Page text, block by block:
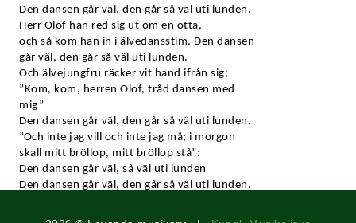
Den dansen går väl, den går så väl uti lunden.
Herr Olof han red sig ut om en otta,
och så kom han in i älvedansstim. Den dansen
går väl, den går så väl uti lunden.
Och älvejungfru räcker vit hand ifrån sig;
”Kom, kom, herren Olof, tråd dansen med
mig”
Den dansen går väl, den går så väl uti lunden.
”Och inte jag vill och inte jag må; i morgon
skall mitt bröllop, mitt bröllop stå”:
Den dansen går väl, så väl uti lunden
Den dansen går väl, den går så väl uti lunden.